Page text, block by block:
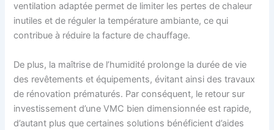
ventilation adaptée permet de limiter les pertes de chaleur
inutiles et de réguler la température ambiante, ce qui
contribue à réduire la facture de chauffage.
De plus, la maîtrise de l’humidité prolonge la durée de vie
des revêtements et équipements, évitant ainsi des travaux
de rénovation prématurés. Par conséquent, le retour sur
investissement d’une VMC bien dimensionnée est rapide,
d’autant plus que certaines solutions bénéficient d’aides